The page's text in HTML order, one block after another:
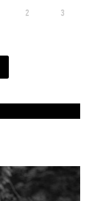
2 3